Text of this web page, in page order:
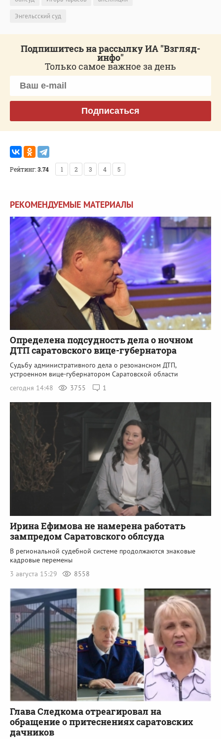
Энгельсский суд
Подпишитесь на рассылку ИА "Взгляд-
инфо"
Только самое важное за день
Подписаться
Рейтинг:3.74 1 2 3 4 5
РЕКОМЕНДУЕМЫЕ МАТЕРИАЛЫ
Определена подсудность дела о ночном
ДТП саратовского вице-губернатора
Судьбу административного дела о резонансном ДТП,
устроенном вице-губернатором Саратовской области
сегодня 14:48
3755 1
Ирина Ефимова не намерена работать
зампредом Саратовского облсуда
В региональной судебной системе продолжаются знаковые
кадровые перемены
3 августа 15:29
8558
Глава Следкома отреагировал на
обращение о притеснениях саратовских
дачников